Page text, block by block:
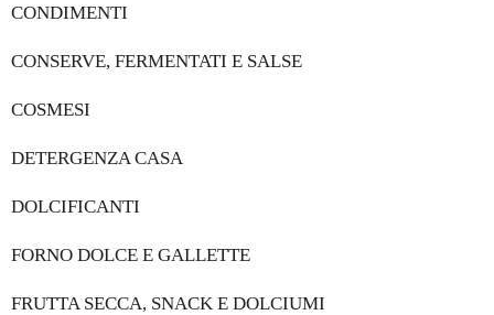
CONDIMENTI
CONSERVE, FERMENTATI E SALSE
COSMESI
DETERGENZA CASA
DOLCIFICANTI
FORNO DOLCE E GALLETTE
FRUTTA SECCA, SNACK E DOLCIUMI